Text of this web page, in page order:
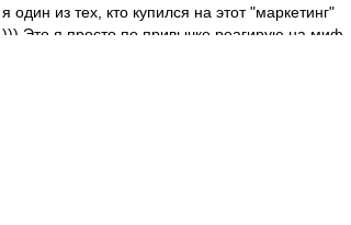
я один из тех, кто купился на этот "маркетинг"
))) Это я просто по привычке реагирую на миф